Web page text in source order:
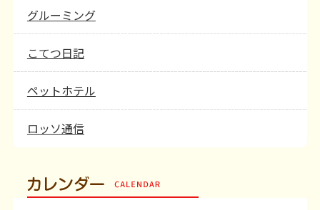
グルーミング
こてつ日記
ペットホテル
ロッソ通信
カレンダー